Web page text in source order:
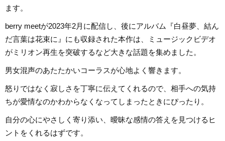
ます。
berry meetが2023年2月に配信し、後にアルバム『白昼夢、結ん
だ言葉は花束に』にも収録された本作は、ミュージックビデオ
がミリオン再生を突破するなど大きな話題を集めました。
男女混声のあたたかいコーラスが心地よく響きます。
怒りではなく寂しさを丁寧に伝えてくれるので、相手への気持
ちが愛情なのかわからなくなってしまったときにぴったり。
自分の心にやさしく寄り添い、曖昧な感情の答えを見つけるヒ
ントをくれるはずです。